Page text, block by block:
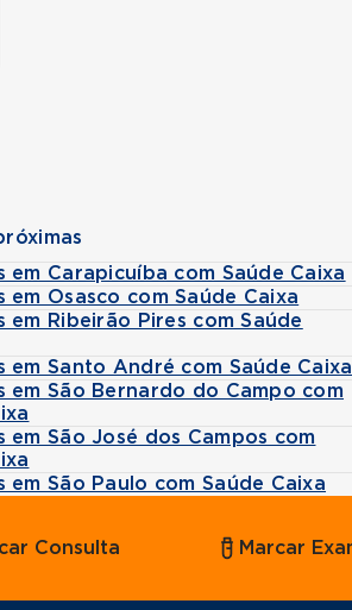
em Carapicuíba com Saúde Caixa
em Osasco com Saúde Caixa
em Ribeirão Pires com Saúde
em Santo André com Saúde Caixa
em São Bernardo do Campo com
em São José dos Campos com
em São Paulo com Saúde Caixa
Consulta Marcar